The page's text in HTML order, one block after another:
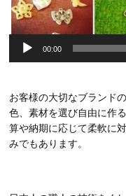
00:00
お客様の大切なブランド
色、素材を選び自由に作
算や納期に応じて柔軟に
みでもあります。